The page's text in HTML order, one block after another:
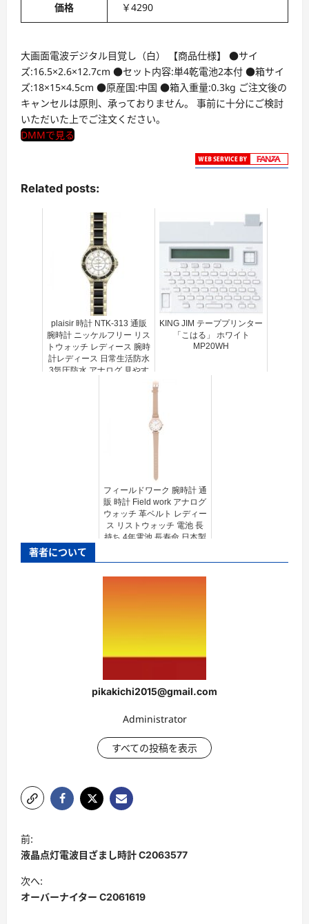
価格 ￥4290
大画面電波デジタル目覚し（白） 【商品仕様】 ●サイ
ズ:16.5×2.6×12.7cm ●セット内容:単4乾電池2本付 ●箱サイ
ズ:18×15×4.5cm ●原産国:中国 ●箱入重量:0.3kg ご注文後の
キャンセルは原則、承っておりません。 事前に十分にご検討
いただいた上でご注文ください。
DMMで見る
Related posts:
plaisir 時計 NTK-313 通販
腕時計 ニッケルフリー リス
トウォッチ レディース 腕時
計レディース 日常生活防水
3気圧防水 アナログ 見やす
KING JIM テーププリンター
「こはる」 ホワイト
MP20WH
フィールドワーク 腕時計 通
販 時計 Field work アナログ
ウォッチ 革ベルト レディー
ス リストウォッチ 電池 長
持ち 4年電池 長寿命 日本製
おしゃれ かわ...
著者について
pikakichi2015@gmail.com
Administrator
すべての投稿を表示
ポ
ス
ト
ナ
前:
液晶点灯電波目ざまし時計 C2063577
次へ:
オーバーナイター C2061619